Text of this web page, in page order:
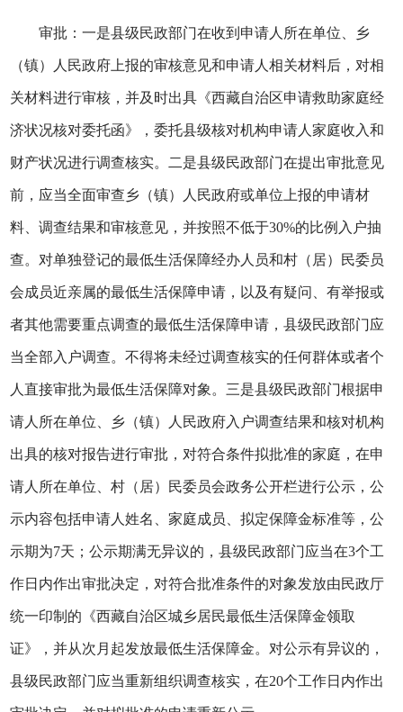
审批：一是县级民政部门在收到申请人所在单位、乡
（镇）人民政府上报的审核意见和申请人相关材料后，对相
关材料进行审核，并及时出具《西藏自治区申请救助家庭经
济状况核对委托函》，委托县级核对机构申请人家庭收入和
财产状况进行调查核实。二是县级民政部门在提出审批意见
前，应当全面审查乡（镇）人民政府或单位上报的申请材
料、调查结果和审核意见，并按照不低于30%的比例入户抽
查。对单独登记的最低生活保障经办人员和村（居）民委员
会成员近亲属的最低生活保障申请，以及有疑问、有举报或
者其他需要重点调查的最低生活保障申请，县级民政部门应
当全部入户调查。不得将未经过调查核实的任何群体或者个
人直接审批为最低生活保障对象。三是县级民政部门根据申
请人所在单位、乡（镇）人民政府入户调查结果和核对机构
出具的核对报告进行审批，对符合条件拟批准的家庭，在申
请人所在单位、村（居）民委员会政务公开栏进行公示，公
示内容包括申请人姓名、家庭成员、拟定保障金标准等，公
示期为7天；公示期满无异议的，县级民政部门应当在3个工
作日内作出审批决定，对符合批准条件的对象发放由民政厅
统一印制的《西藏自治区城乡居民最低生活保障金领取
证》，并从次月起发放最低生活保障金。对公示有异议的，
县级民政部门应当重新组织调查核实，在20个工作日内作出